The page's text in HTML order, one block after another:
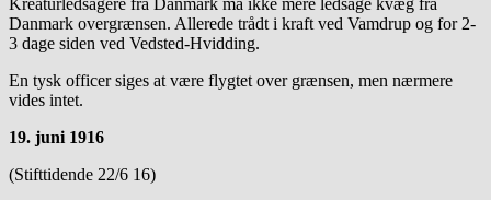
Danmark overgrænsen. Allerede trådt i kraft ved Vamdrup og for 2-
3 dage siden ved Vedsted-Hvidding.
En tysk officer siges at være flygtet over grænsen, men nærmere
vides intet.
19. juni 1916
(Stifttidende 22/6 16)